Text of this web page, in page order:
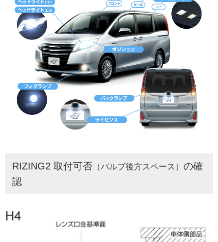
RIZING2 取付可否 （バルブ後方スペース） の確
認